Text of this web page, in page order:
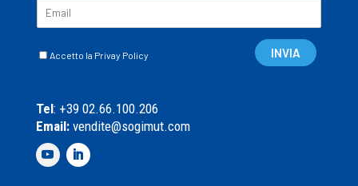
C
l
e
d
Accetto la Privay Policy INVIA
Tel: +39 02.66.100.206
Email:vendite@sogimut.com